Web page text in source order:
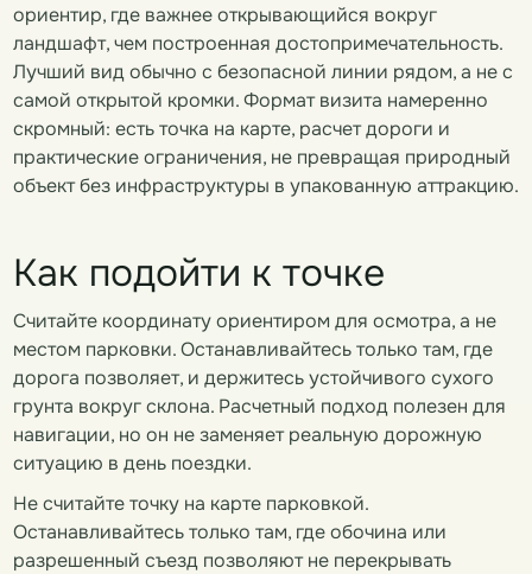
ориентир, где важнее открывающийся вокруг
ландшафт, чем построенная достопримечательность.
Лучший вид обычно с безопасной линии рядом, а не с
самой открытой кромки. Формат визита намеренно
скромный: есть точка на карте, расчет дороги и
практические ограничения, не превращая природный
объект без инфраструктуры в упакованную аттракцию.
Как подойти к точке
Считайте координату ориентиром для осмотра, а не
местом парковки. Останавливайтесь только там, где
дорога позволяет, и держитесь устойчивого сухого
грунта вокруг склона. Расчетный подход полезен для
навигации, но он не заменяет реальную дорожную
ситуацию в день поездки.
Не считайте точку на карте парковкой.
Останавливайтесь только там, где обочина или
разрешенный съезд позволяют не перекрывать